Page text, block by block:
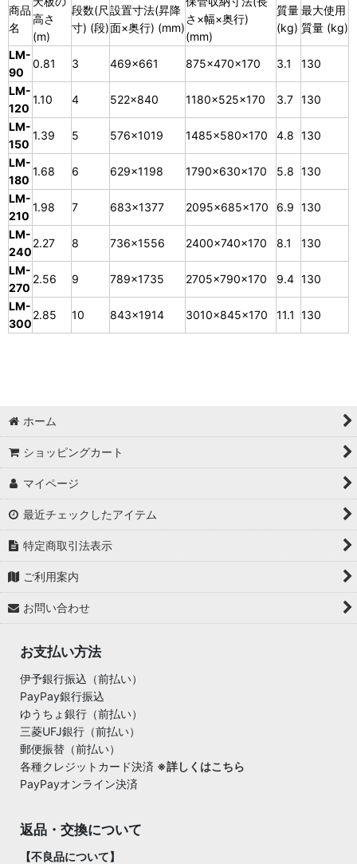
商品
名
高さ
(m)
段数(尺
寸) (段)
設置寸法(昇降
面×奥行) (mm)
さ×幅×奥行)
(mm)
質量
(kg)
最大使用
質量 (kg)
LM-
90
0.81 3 469×661 875×470×170 3.1
130
LM-
120
1.10 4 522×840 1180×525×170 3.7 130
LM-
150
1.39 5 576×1019 1485×580×170 4.8 130
LM-
180
1.68 6 629×1198 1790×630×170 5.8 130
LM-
210
1.98 7 683×1377 2095×685×170 6.9 130
LM-
240
2.27 8 736×1556 2400×740×170 8.1
130
LM-
270
2.56 9 789×1735 2705×790×170 9.4 130
LM-
300
2.85 10 843×1914 3010×845×170 11.1 130
ホーム
ショッピングカート
マイページ
最近チェックしたアイテム
特定商取引法表示
ご利用案内
お問い合わせ
お支払い方法
伊予銀行振込（前払い）
PayPay銀行振込
ゆうちょ銀行（前払い）
三菱UFJ銀行（前払い）
郵便振替（前払い）
各種クレジットカード決済 ※詳しくはこちら
PayPayオンライン決済
返品・交換について
【不良品について】